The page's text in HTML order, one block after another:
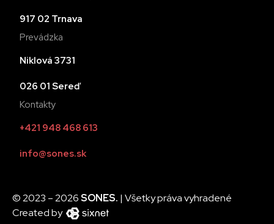
917 02 Trnava
Prevádzka
Niklová 3731
026 01 Sereď
Kontakty
+421 948 468 613
info@sones.sk
© 2023 – 2026SONES. | Všetky práva vyhradené
Created by